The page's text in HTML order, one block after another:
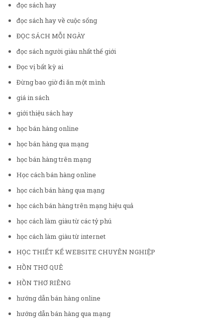
đọc sách hay
đọc sách hay về cuộc sống
ĐỌC SÁCH MỖI NGÀY
đọc sách người giàu nhất thế giới
Đọc vị bất kỳ ai
Đừng bao giờ đi ăn một mình
giá in sách
giới thiệu sách hay
học bán hàng online
học bán hàng qua mạng
học bán hàng trên mạng
Học cách bán hàng online
học cách bán hàng qua mạng
học cách bán hàng trên mạng hiệu quả
học cách làm giàu từ các tỷ phú
học cách làm giàu từ internet
HỌC THIẾT KẾ WEBSITE CHUYÊN NGHIỆP
HỒN THƠ QUÊ
HỒN THƠ RIÊNG
hướng dẫn bán hàng online
hướng dẫn bán hàng qua mạng